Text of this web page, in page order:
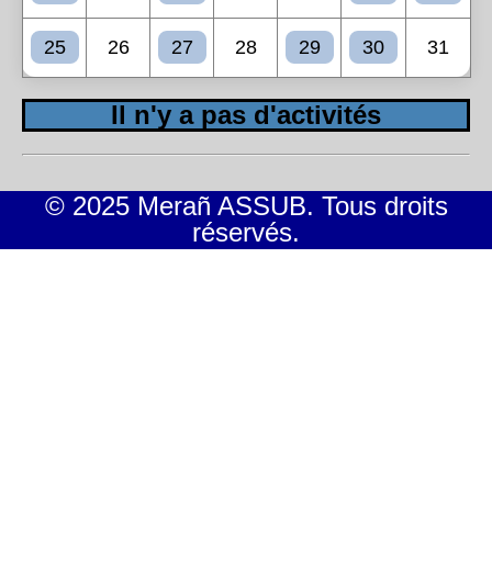
25 26 27 28 29 30 31
Il n'y a pas d'activités
© 2025 Merañ ASSUB. Tous droits
réservés.